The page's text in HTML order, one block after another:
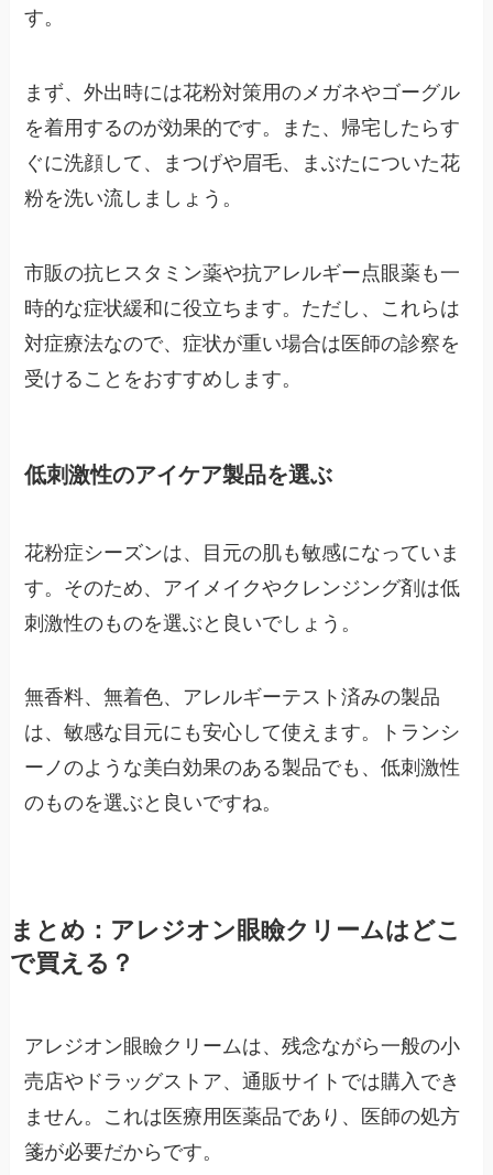
す。
まず、外出時には花粉対策用のメガネやゴーグル
を着用するのが効果的です。また、帰宅したらす
ぐに洗顔して、まつげや眉毛、まぶたについた花
粉を洗い流しましょう。
市販の抗ヒスタミン薬や抗アレルギー点眼薬も一
時的な症状緩和に役立ちます。ただし、これらは
対症療法なので、症状が重い場合は医師の診察を
受けることをおすすめします。
低刺激性のアイケア製品を選ぶ
花粉症シーズンは、目元の肌も敏感になっていま
す。そのため、アイメイクやクレンジング剤は低
刺激性のものを選ぶと良いでしょう。
無香料、無着色、アレルギーテスト済みの製品
は、敏感な目元にも安心して使えます。トランシ
ーノのような美白効果のある製品でも、低刺激性
のものを選ぶと良いですね。
まとめ：アレジオン眼瞼クリームはどこ
で買える？
アレジオン眼瞼クリームは、残念ながら一般の小
売店やドラッグストア、通販サイトでは購入でき
ません。これは医療用医薬品であり、医師の処方
箋が必要だからです。